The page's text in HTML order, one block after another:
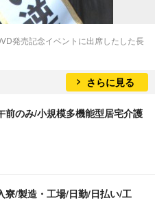
発売記念イベントに出席したした長
さらに見る
前のみ/小規模多機能型居宅介護
寮/製造・工場/日勤/日払い/工